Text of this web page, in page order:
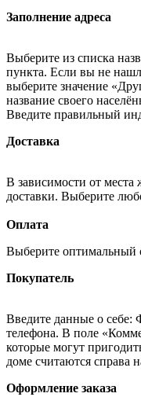
Заполнение адреса
Выберите из списка
пункта. Если вы не
выберите значение
название своего
Введите правильный
Доставка
В зависимости от места
доставки. Выберите
Оплата
Выберите оптимальный
Покупатель
Введите данные о себе:
телефона. В поле
которые могут
доме считаются справа
Оформление заказа